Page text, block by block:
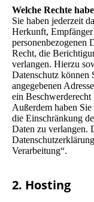
Welche Rechte
Sie haben jederzeit
Herkunft,
personenbezogenen
Recht, die
verlangen. Hierzu
Datenschutz können
angegebenen
ein
Außerdem haben
die Einschränkung
Daten zu verlangen.
Verarbeitung“.
2. Hosting